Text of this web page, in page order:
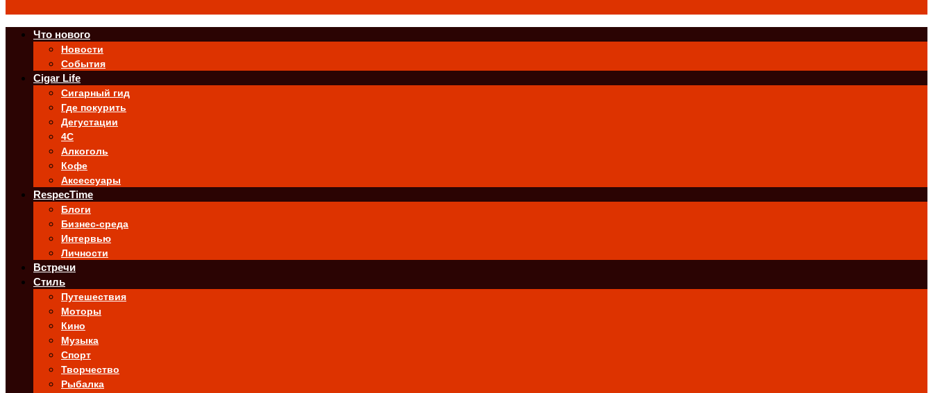
Что нового
Новости
События
Cigar Life
Сигарный гид
Где покурить
Дегустации
4C
Алкоголь
Кофе
Аксессуары
RespecTime
Блоги
Бизнес-среда
Интервью
Личности
Встречи
Стиль
Путешествия
Моторы
Кино
Музыка
Спорт
Творчество
Рыбалка